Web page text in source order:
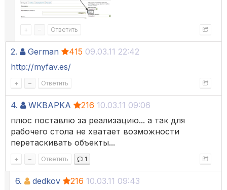
+ – Ответить
2. German 415 09.03.11 22:42
http://myfav.es/
+ – Ответить
4. WKBAPKA 216 10.03.11 09:06
плюс поставлю за реализацию... а так для
рабочего стола не хватает возможности
перетаскивать объекты...
+ – Ответить 1
6. dedkov 216 10.03.11 09:43